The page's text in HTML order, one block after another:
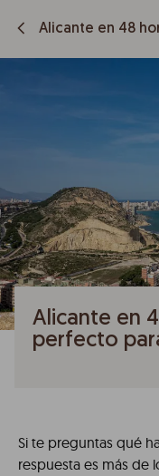
Alicante en
perfecto
Si te preguntas qué
respuesta es más de